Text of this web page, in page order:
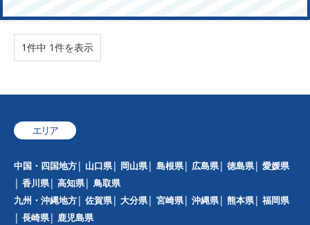
1件中 1件を表示
エリア
中国・四国地方 山口県 岡山県 島根県 広島県 徳島県
愛媛県
香川県
高知県
鳥取県
九州・沖縄地方
佐賀県 大分県 宮崎県 沖縄県 熊本県
福岡県
長崎県
鹿児島県